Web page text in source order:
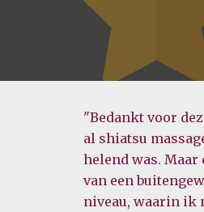
"Bedankt voor
al shiatsu
helend was. Maar
van een
niveau, waarin ik